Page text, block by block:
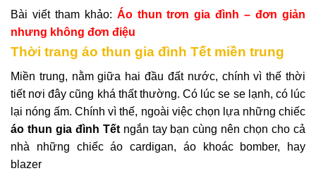
Bài viết tham khảo: Áo thun trơn gia đình – đơn giản
nhưng không đơn điệu
Thời trang áo thun gia đình Tết miền trung
Miền trung, nằm giữa hai đầu đất nước, chính vì thế thời
tiết nơi đây cũng khá thất thường. Có lúc se se lạnh, có lúc
lại nóng ấm. Chính vì thế, ngoài việc chọn lựa những chiếc
áo thun gia đình Tếtngắn tay bạn cùng nên chọn cho cả
nhà những chiếc áo cardigan, áo khoác bomber, hay
blazer